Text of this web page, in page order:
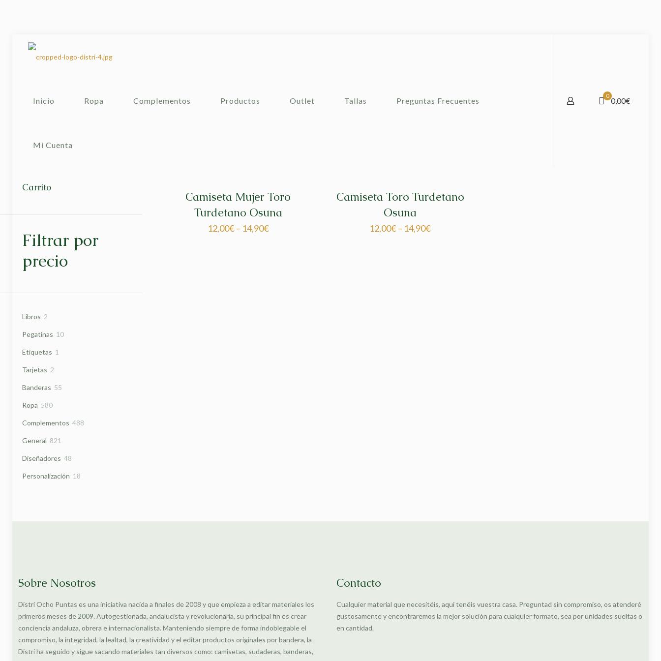
Inicio Ropa Complementos Productos Outlet Tallas Preguntas Frecuentes
Mi Cuenta
0
0,00€
Camiseta Mujer Toro
Turdetano Osuna
12,00€– 14,90€
Camiseta Toro Turdetano
Osuna
12,00€– 14,90€
Carrito
Filtrar por
precio
Libros 2
Pegatinas 1010
Etiquetas 1
Tarjetas 2
Banderas 55
Ropa 580580
Complementos 488
General 821
Diseñadores 48
Personalización 18
Sobre Nosotros
Distri Ocho Puntas es una iniciativa nacida a finales de 2008 y que empieza a editar materiales los
primeros meses de 2009. Autogestionada, andalucista y revolucionaria, su principal fin es crear
conciencia andaluza, obrera e internacionalista. Manteniendo siempre de forma indoblegable el
compromiso, la integridad, la lealtad, la creatividad y el editar productos originales por bandera, la
Distri ha seguido y sigue sacando materiales tan diversos como: camisetas, sudaderas, banderas,
Contacto
Cualquier material que necesitéis, aquí tenéis vuestra casa. Preguntad sin compromiso, os atenderé
gustosamente y encontraremos la mejor solución para cualquier formato, sea por unidades sueltas o
en cantidad.